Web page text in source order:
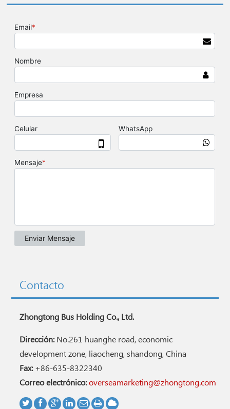
Contacto
Zhongtong Bus Holding Co., Ltd.
Dirección:No.261 huanghe road, economic
development zone, liaocheng, shandong, China
Fax:+86-635-8322340
Correo electrónico:overseamarketing@zhongtong.com